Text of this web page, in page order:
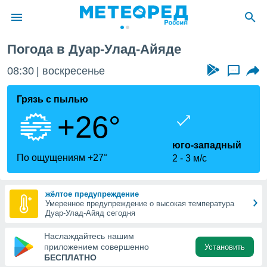
о
Вы можете
к этому
доступ
Погода в Дуар-Улад-Айяде
08:30 воскресенье ...
Грязь с пылью
+26°
По ощущениям +27°
юго-западный
2
3 м/с
жёлтое предупреждение
Умеренное предупреждение о высокая температура
Дуар-Улад-Айяд сегодня
Наслаждайтесь нашим
приложением совершенно
БЕСПЛАТНО
Установить